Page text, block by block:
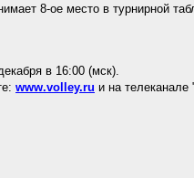
8-ое место в турнирной
в 16:00 (мск).
www.volley.ru и на